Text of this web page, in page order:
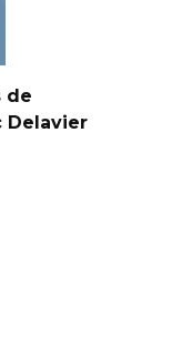
de
Delavier